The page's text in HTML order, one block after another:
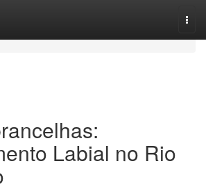
Labial no Rio